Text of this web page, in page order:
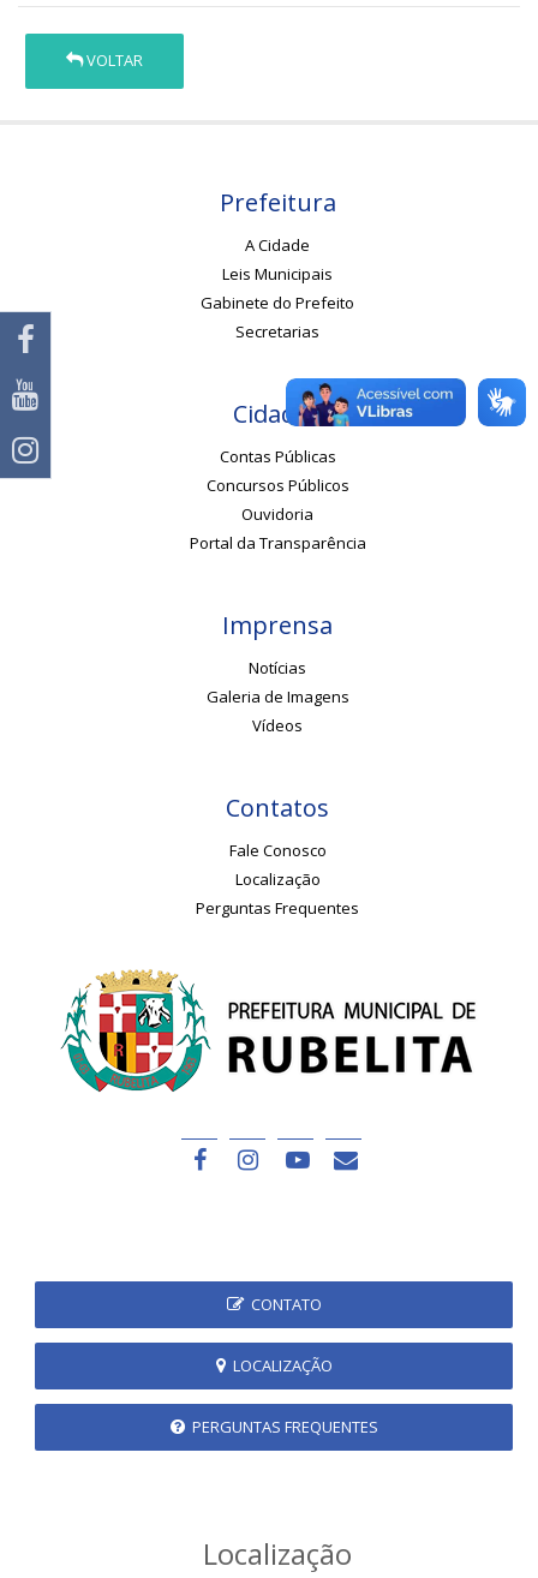
VOLTAR
Prefeitura
A Cidade
Leis Municipais
Gabinete do Prefeito
Secretarias
Cidadão
Contas Públicas
Concursos Públicos
Ouvidoria
Portal da Transparência
Imprensa
Notícias
Galeria de Imagens
Vídeos
Contatos
Fale Conosco
Localização
Perguntas Frequentes
CONTATO
LOCALIZAÇÃO
PERGUNTAS FREQUENTES
Localização